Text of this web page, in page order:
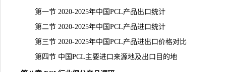
第一节 2020-2025年中国PCL产品出口统计
第二节 2020-2025年中国PCL产品进口统计
第三节 2020-2025年中国PCL产品进出口价格对比
第四节 中国PCL主要进口来源地及出口目的地